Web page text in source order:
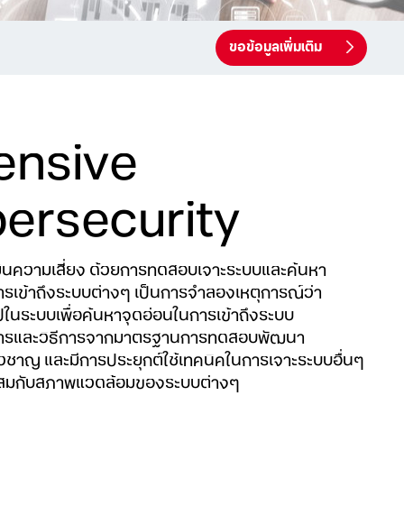
ขอข้อมูลเพิ่มเติม
ความเสี่ยง ด้วยการทดสอบเจาะระบบและค้นหา
เข้าถึงระบบต่างๆ เป็นการจำลองเหตุการณ์ว่า
นระบบเพื่อค้นหาจุดอ่อนในการเข้าถึงระบบ
รและวิธีการจากมาตรฐานการทดสอบพัฒนา
าญ และมีการประยุกต์ใช้เทคนิคในการเจาะระบบอื่นๆ
สมกับสภาพแวดล้อมของระบบต่างๆ